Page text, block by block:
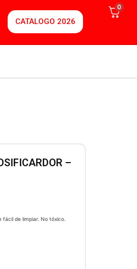
CATALOGO 2026
0
–
de limpiar. No tóxico.